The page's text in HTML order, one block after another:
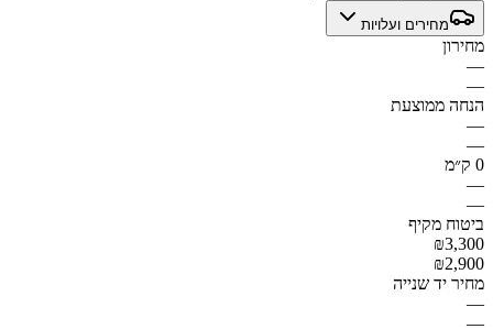
מחירים ועלויות
מחירון
—
—
הנחה ממוצעת
—
—
0 ק״מ
—
—
ביטוח מקיף
₪3,300
₪2,900
מחיר יד שנייה
—
—